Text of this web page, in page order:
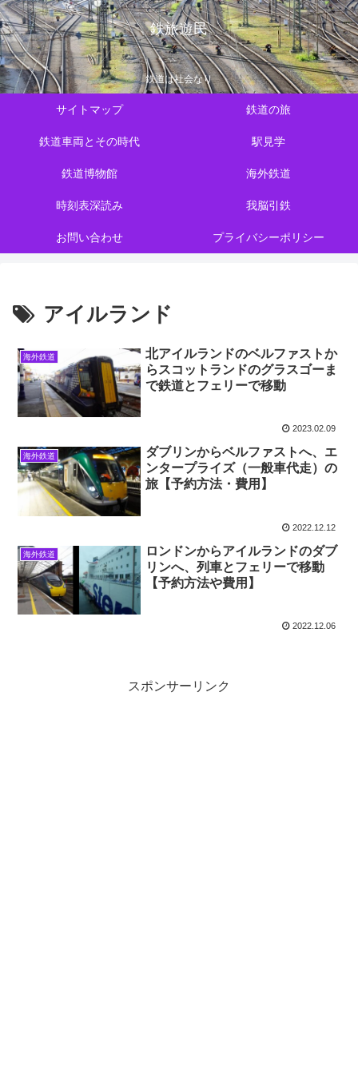
鉄旅遊民
鉄道は社会なり
サイトマップ 鉄道の旅
鉄道車両とその時代 駅見学
鉄道博物館 海外鉄道
時刻表深読み 我脳引鉄
お問い合わせ プライバシーポリシー
アイルランド
海外鉄道
北アイルランドのベルファストか
らスコットランドのグラスゴーま
で鉄道とフェリーで移動
2023.02.09
海外鉄道
ダブリンからベルファストへ、エ
ンタープライズ（一般車代走）の
旅【予約方法・費用】
2022.12.12
海外鉄道
ロンドンからアイルランドのダブ
リンへ、列車とフェリーで移動
【予約方法や費用】
2022.12.06
スポンサーリンク